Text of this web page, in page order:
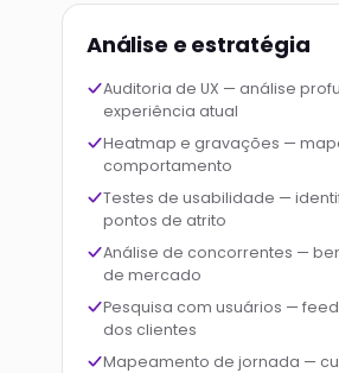
Análise e estratégia
Auditoria de UX — análise
experiência atual
Heatmap e gravações —
comportamento
Testes de usabilidade —
pontos de atrito
Análise de concorrentes —
de mercado
Pesquisa com usuários —
dos clientes
Mapeamento de jornada —